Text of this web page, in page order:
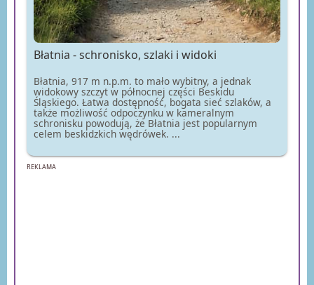
Błatnia - schronisko, szlaki i widoki
Błatnia, 917 m n.p.m. to mało wybitny, a jednak
widokowy szczyt w północnej części Beskidu
Śląskiego. Łatwa dostępność, bogata sieć szlaków, a
także możliwość odpoczynku w kameralnym
schronisku powodują, że Błatnia jest popularnym
celem beskidzkich wędrówek. ...
REKLAMA